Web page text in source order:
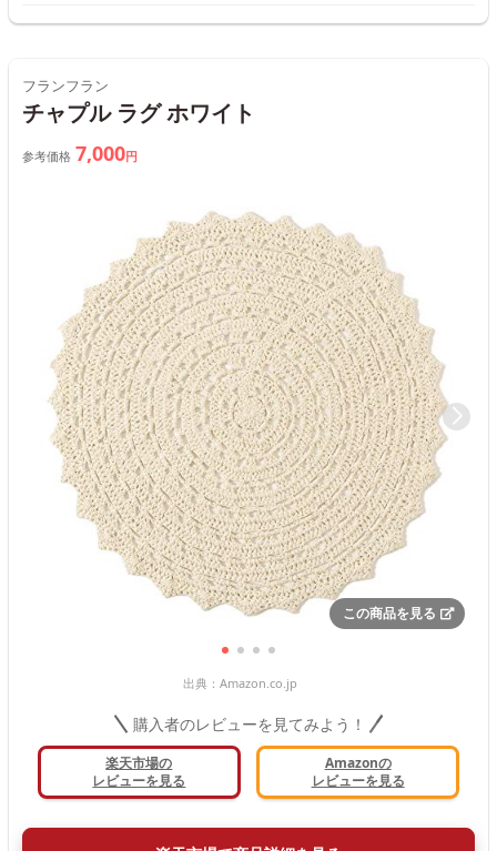
フランフラン
チャプル ラグ ホワイト
参考価格 7,000円
この商品を見る
出典： Amazon.co.jp
購入者のレビューを見てみよう！
楽天市場の
レビューを見る
Amazonの
レビューを見る